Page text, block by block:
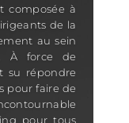
composée à
de la
au sein
À force de
su répondre
pour faire de
pour tous